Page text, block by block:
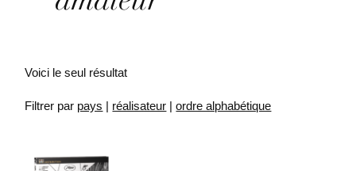
Voici le seul résultat
Filtrer par pays | réalisateur |ordre alphabétique